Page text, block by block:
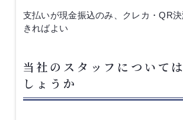
支払いが現金振込のみ、クレカ・QR
きればよい
当社のスタッフについて
しょうか